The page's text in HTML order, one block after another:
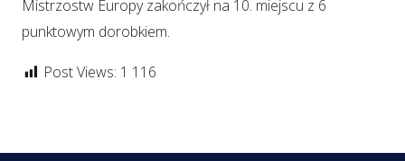
Mistrzostw Europy zakończył na 10. miejscu z 6
punktowym dorobkiem.
Post Views: 1 116